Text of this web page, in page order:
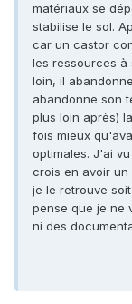
matériaux se
stabilise le sol.
car un castor
les ressources à
loin, il
abandonne son
plus loin après)
fois mieux
optimales. J'ai
crois en avoir un
je le retrouve
pense que je ne
ni des